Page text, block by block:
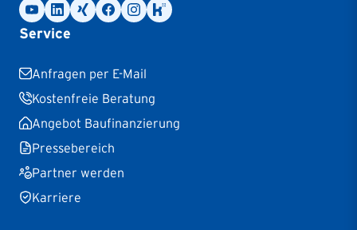
Service
Anfragen per E-Mail
Kostenfreie Beratung
Angebot Baufinanzierung
Pressebereich
Partner werden
Karriere